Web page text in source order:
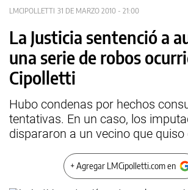
LMCIPOLLETTI 31 DE MARZO 2010 - 21:00
La Justicia sentenció a
una serie de robos
Cipolletti
Hubo condenas por hechos
tentativas. En un caso, los
dispararon a un vecino que quiso
+ Agregar LMCipolletti.com en